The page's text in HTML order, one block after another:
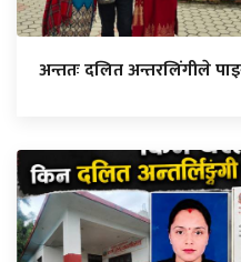
अन्ततः दलित अन्तरलिंगीले